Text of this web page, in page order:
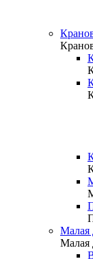
Малая
Малая